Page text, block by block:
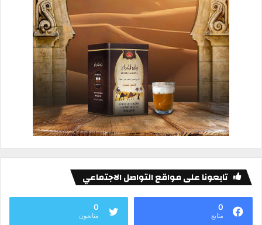
تابعونا على مواقع التواصل الاجتماعي
0
متابع
0
متابعون